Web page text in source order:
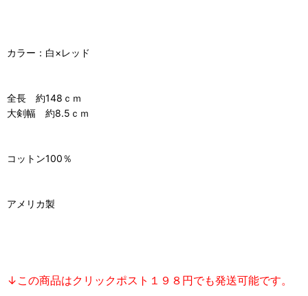
カラー：白×レッド
全長 約148ｃｍ
大剣幅 約8.5ｃｍ
コットン100％
アメリカ製
↓この商品はクリックポスト１９８円でも発送可能です。